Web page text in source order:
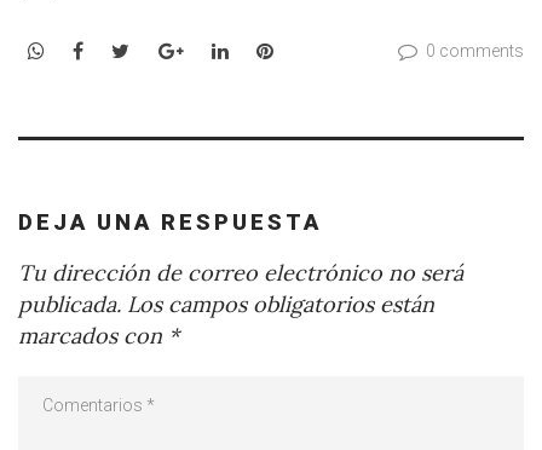
WhatsApp
Facebook
TwitterGoogle+LinkedInPinterest 0 comments
DEJA UNA RESPUESTA
Tu dirección de correo electrónico no será
publicada. Los campos obligatorios están
marcados con *